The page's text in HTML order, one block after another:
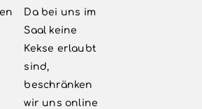
Da bei uns im
Saal keine
Kekse erlaubt
sind,
beschränken
wir uns online